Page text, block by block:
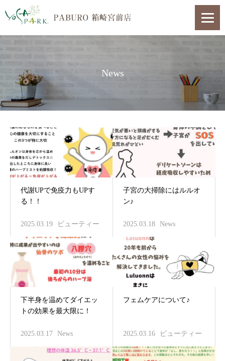
News
代謝UPで免疫力もUPす
る！！
2025.03.19 ビューティー
子宮の大掃除にはルルオ
ン♪
2025.03.18 News
下半身を温めてダイエッ
トの効果を最大限に！
2025.03.17 News
フェムケアについて♪
2025.03.16 ビューティー